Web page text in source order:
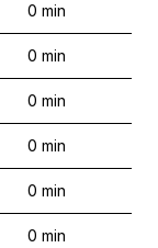
0 min
0 min
0 min
0 min
0 min
0 min